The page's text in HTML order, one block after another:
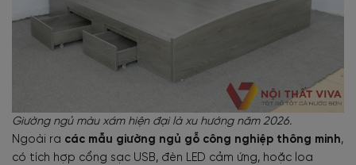
Giường ngủ màu xám hiện đại là xu hướng năm 2026.
Ngoài ra các mẫu giường ngủ gỗ công nghiệp thông minh,
có tích hợp cổng sạc USB, đèn LED cảm ứng, hoặc loa